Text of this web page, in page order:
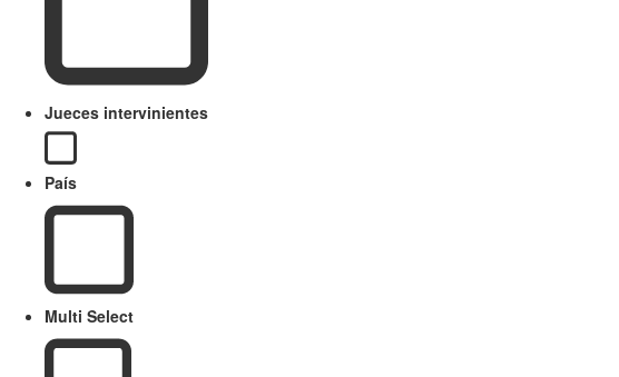
Jueces intervinientes
País
Multi Select